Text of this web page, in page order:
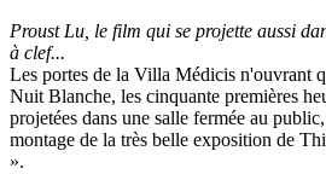
Proust Lu, le film qui se projette aussi
à clef...
Les portes de la Villa Médicis n'ouvrant
Nuit Blanche, les cinquante premières
projetées dans une salle fermée au
montage de la très belle exposition de
».